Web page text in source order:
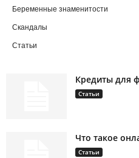
Беременные знаменитости
Скандалы
Статьи
Кредиты для
Статьи
Что такое
Статьи